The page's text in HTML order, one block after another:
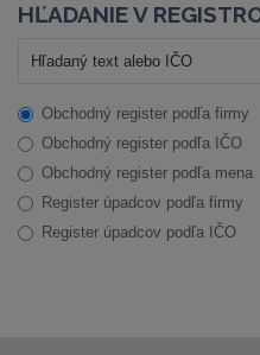
HĽADANIE V
Obchodný register podľa firmy
Obchodný register podľa IČO
Obchodný register podľa mena
Register úpadcov podľa firmy
Register úpadcov podľa IČO